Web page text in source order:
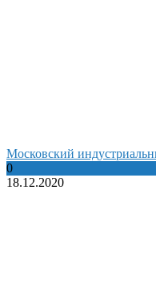
Московский
0
18.12.2020